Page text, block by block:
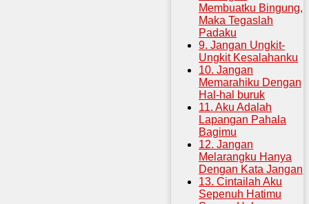
Membuatku Bingung,
Maka Tegaslah
Padaku
9. Jangan Ungkit-
Ungkit Kesalahanku
10. Jangan
Memarahiku Dengan
Hal-hal buruk
11. Aku Adalah
Lapangan Pahala
Bagimu
12. Jangan
Melarangku Hanya
Dengan Kata Jangan
13. Cintailah Aku
Sepenuh Hatimu